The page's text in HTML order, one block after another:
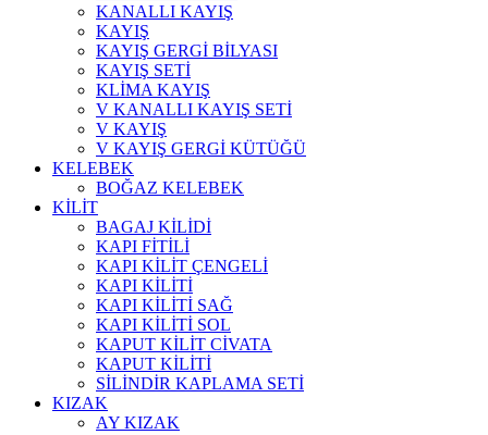
KANALLI KAYIŞ
KAYIŞ
KAYIŞ GERGİ BİLYASI
KAYIŞ SETİ
KLİMA KAYIŞ
V KANALLI KAYIŞ SETİ
V KAYIŞ
V KAYIŞ GERGİ KÜTÜĞÜ
KELEBEK
BOĞAZ KELEBEK
KİLİT
BAGAJ KİLİDİ
KAPI FİTİLİ
KAPI KİLİT ÇENGELİ
KAPI KİLİTİ
KAPI KİLİTİ SAĞ
KAPI KİLİTİ SOL
KAPUT KİLİT CİVATA
KAPUT KİLİTİ
SİLİNDİR KAPLAMA SETİ
KIZAK
AY KIZAK